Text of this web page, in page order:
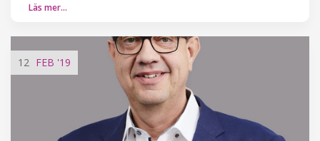
Läs mer…
12 FEB '19